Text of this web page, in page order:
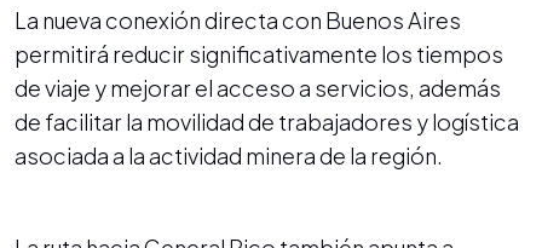
La nueva conexión directa con Buenos Aires
permitirá reducir significativamente los tiempos
de viaje y mejorar el acceso a servicios, además
de facilitar la movilidad de trabajadores y logística
asociada a la actividad minera de la región.